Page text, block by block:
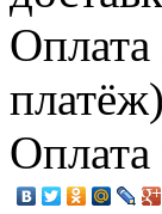
Оплата